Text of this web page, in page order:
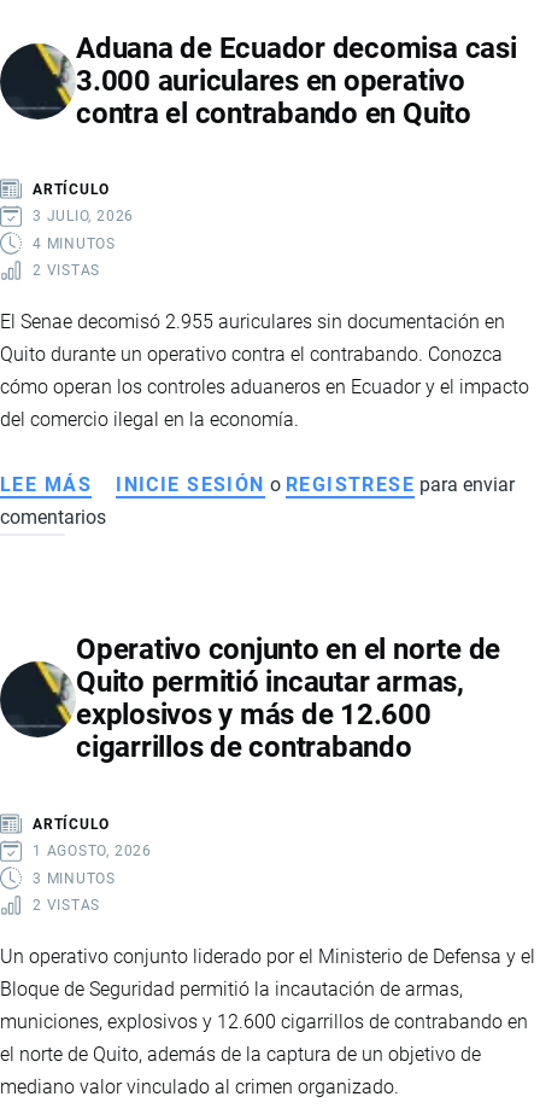
DE
CONTRABANDO
EN
EL
COMERCIO
ILEGAL
Aduana de Ecuador decomisa casi
3.000 auriculares en operativo
contra el contrabando en Quito
ARTÍCULO
3 JULIO, 2026
4 MINUTOS
2 VISTAS
El Senae decomisó 2.955 auriculares sin documentación en
Quito durante un operativo contra el contrabando. Conozca
cómo operan los controles aduaneros en Ecuador y el impacto
del comercio ilegal en la economía.
LEE MÁS SOBRE
ADUANA
CASI
3.000
AURICULARES
EN
EL
CONTRABANDO
EN
INICIE SESIÓN o REGISTRESE para enviar
comentarios
Operativo conjunto en el norte de
Quito permitió incautar armas,
explosivos y más de 12.600
cigarrillos de contrabando
ARTÍCULO
1 AGOSTO, 2026
3 MINUTOS
2 VISTAS
Un operativo conjunto liderado por el Ministerio de Defensa y el
Bloque de Seguridad permitió la incautación de armas,
municiones, explosivos y 12.600 cigarrillos de contrabando en
el norte de Quito, además de la captura de un objetivo de
mediano valor vinculado al crimen organizado.